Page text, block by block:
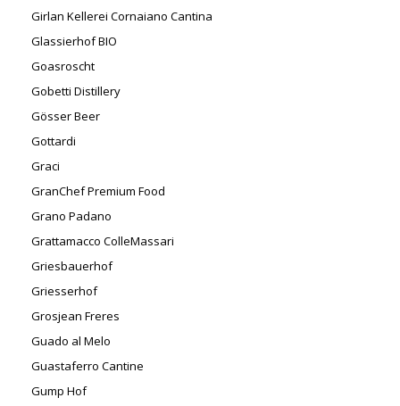
Girlan Kellerei Cornaiano Cantina
Glassierhof BIO
Goasroscht
Gobetti Distillery
Gösser Beer
Gottardi
Graci
GranChef Premium Food
Grano Padano
Grattamacco ColleMassari
Griesbauerhof
Griesserhof
Grosjean Freres
Guado al Melo
Guastaferro Cantine
Gump Hof